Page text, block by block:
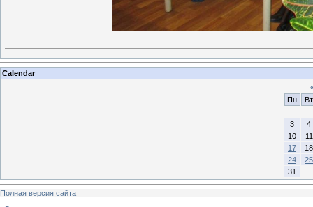
Calendar
Пн
Вт
3
4
10
11
17
18
24
25
31
Полная версия сайта